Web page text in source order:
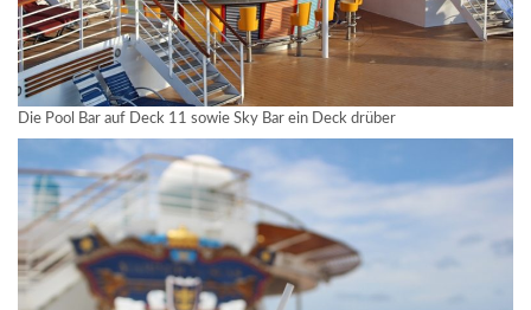
Die Pool Bar auf Deck 11 sowie Sky Bar ein Deck drüber